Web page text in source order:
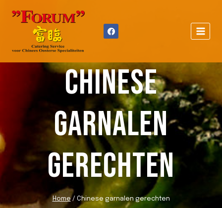
naar
CHINESE
GARNALEN
GERECHTEN
Home / Chinese garnalen gerechten